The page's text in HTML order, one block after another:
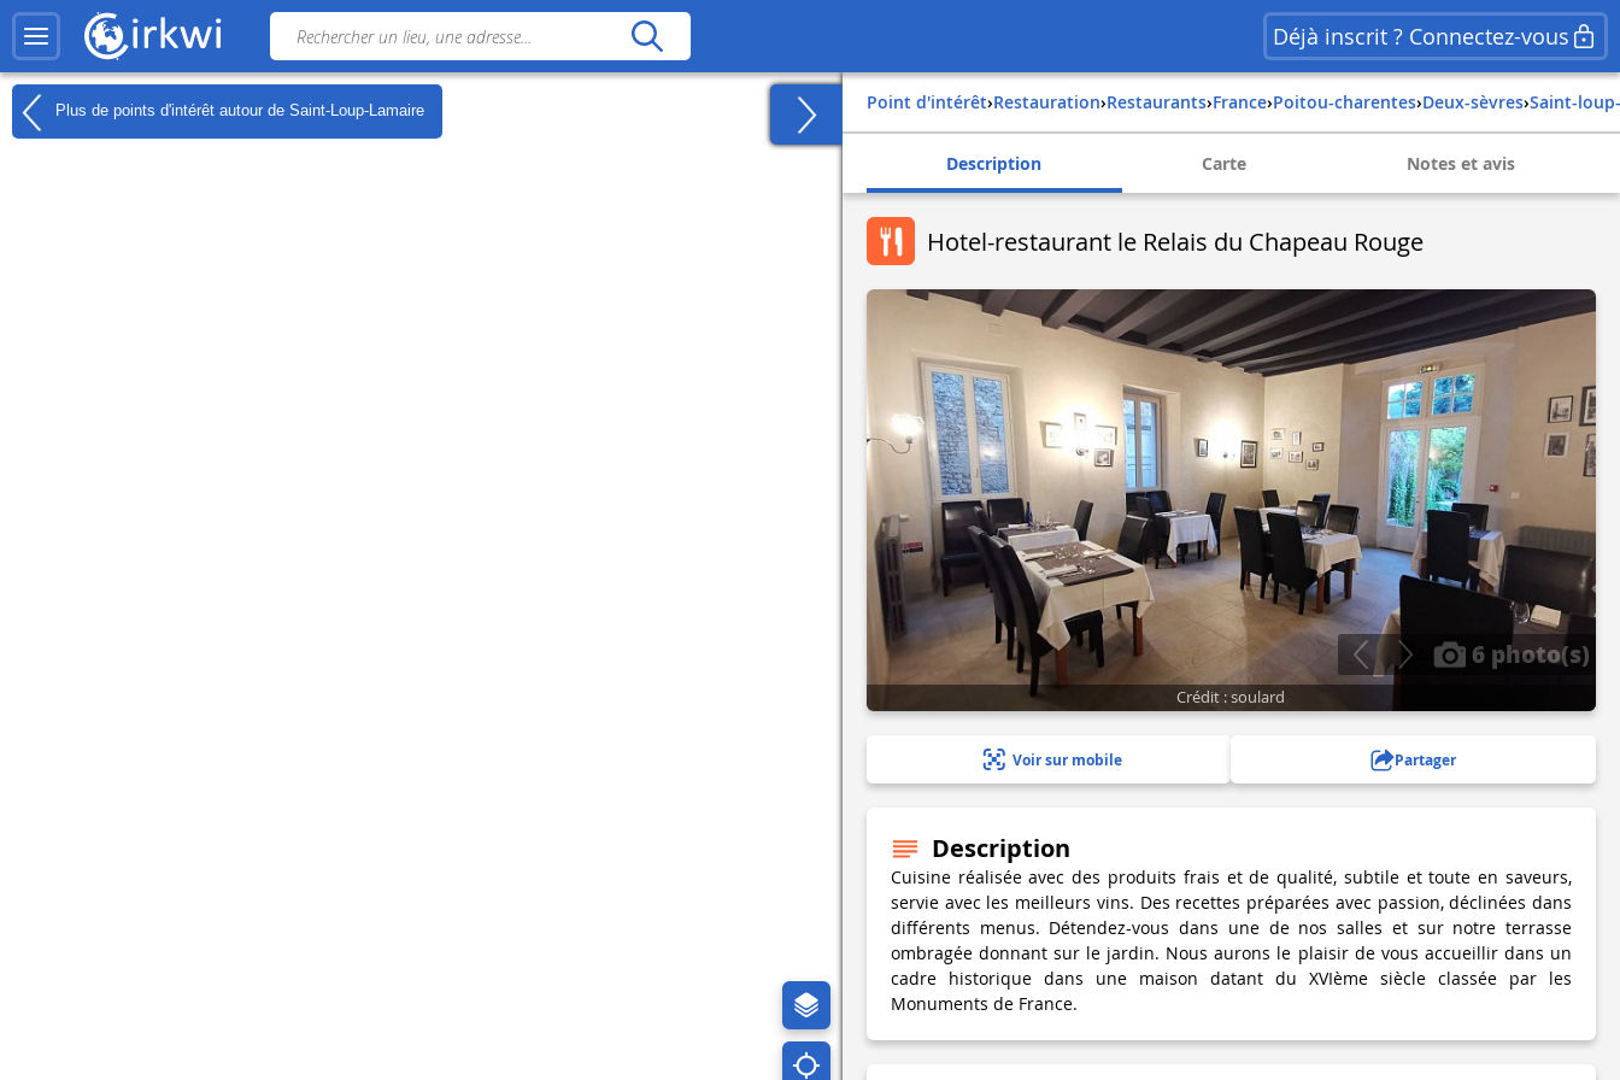
Déjà inscrit ? Connectez-vous
Plus de points d'intérêt autour de Saint-Loup-Lamaire Point d'intérêt› Restauration› Restaurants› france› poitou-charentes› deux-sèvres› saint-
Description Carte Notes et avis
Hotel-restaurant le Relais du Chapeau Rouge
6 photo(s)
Crédit : soulard
Voir sur mobile Partager
Description
Cuisine réalisée avec des produits frais et de qualité, subtile et toute en saveurs,
servie avec les meilleurs vins. Des recettes préparées avec passion, déclinées dans
différents menus. Détendez-vous dans une de nos salles et sur notre terrasse
ombragée donnant sur le jardin. Nous aurons le plaisir de vous accueillir dans un
cadre historique dans une maison datant du XVIème siècle classée par les
Monuments de France.